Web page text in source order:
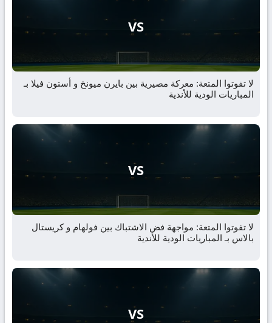
VS
لا تفوتوا المتعة: معركة مصيرية بين بايرن ميونخ و أستون فيلا بـ
المباريات الودية للأندية
VS
لا تفوتوا المتعة: مواجهة فض الاشتباك بين فولهام و كريستال
بالاس بـ المباريات الودية للأندية
VS